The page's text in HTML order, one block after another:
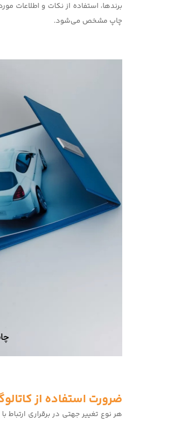
برندها، استفاده از نکات و اطلاعات
چاپ مشخص می‌شود.
ضرورت استفاده از
هر نوع تغییر جهتی در برقراری ارتباط